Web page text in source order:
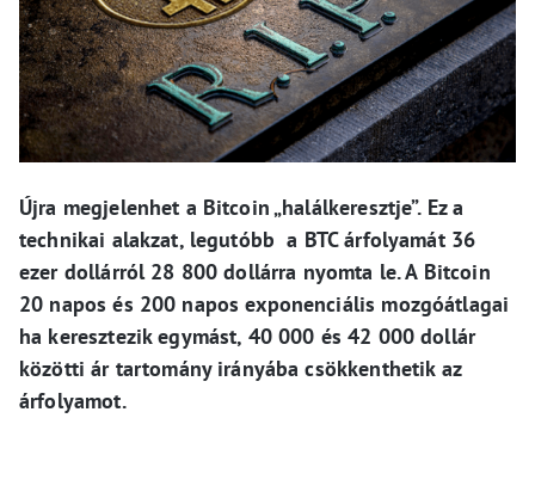
Újra megjelenhet a Bitcoin „halálkeresztje”. Ez a
technikai alakzat, legutóbb a BTC árfolyamát 36
ezer dollárról 28 800 dollárra nyomta le.A Bitcoin
20 napos és 200 napos exponenciális mozgóátlagai
ha keresztezik egymást, 40 000 és 42 000 dollár
közötti ár tartomány irányába csökkenthetik az
árfolyamot.